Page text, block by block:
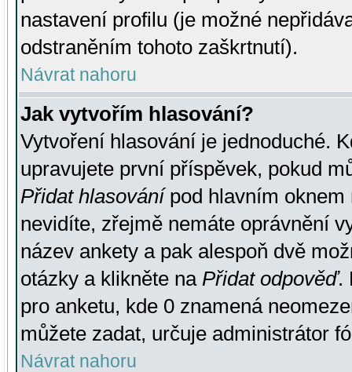
nastavení profilu (je možné
odstraněním tohoto zaškrtnutí).
Návrat nahoru
Jak vytvořím hlasování?
Vytvoření hlasování je jednoduché.
upravujete první příspěvek, pokud
Přidat hlasovánípod hlavním oknem
nevidíte, zřejmě nemáte oprávnění
název ankety a pak alespoň dvě
otázky a klikněte na Přidat odpověď.
pro anketu, kde 0 znamená
můžete zadat, určuje administrátor
Návrat nahoru